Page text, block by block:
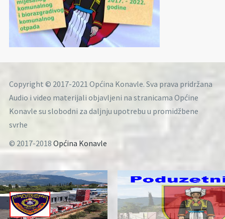
Copyright © 2017-2021 Općina Konavle. Sva prava pridržana
Audio i video materijali objavljeni na stranicama Općine
Konavle su slobodni za daljnju upotrebu u promidžbene
svrhe
© 2017-2018 Općina Konavle